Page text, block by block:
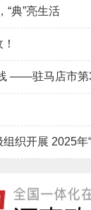
“典”亮生活